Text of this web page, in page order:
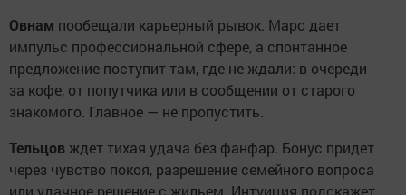
Овнам пообещали карьерный рывок. Марс дает
импульс профессиональной сфере, а спонтанное
предложение поступит там, где не ждали: в очереди
за кофе, от попутчика или в сообщении от старого
знакомого. Главное — не пропустить.
Тельцовждет тихая удача без фанфар. Бонус придет
через чувство покоя, разрешение семейного вопроса